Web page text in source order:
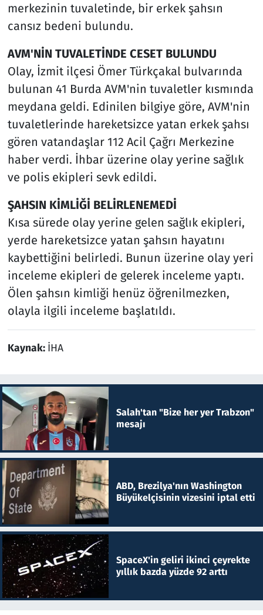
merkezinin tuvaletinde, bir erkek şahsın
cansız bedeni bulundu.
AVM'NİN TUVALETİNDE CESET BULUNDU
Olay, İzmit ilçesi Ömer Türkçakal bulvarında
bulunan 41 Burda AVM'nin tuvaletler kısmında
meydana geldi. Edinilen bilgiye göre, AVM'nin
tuvaletlerinde hareketsizce yatan erkek şahsı
gören vatandaşlar 112 Acil Çağrı Merkezine
haber verdi. İhbar üzerine olay yerine sağlık
ve polis ekipleri sevk edildi.
ŞAHSIN KİMLİĞİ BELİRLENEMEDİ
Kısa sürede olay yerine gelen sağlık ekipleri,
yerde hareketsizce yatan şahsın hayatını
kaybettiğini belirledi. Bunun üzerine olay yeri
inceleme ekipleri de gelerek inceleme yaptı.
Ölen şahsın kimliği henüz öğrenilmezken,
olayla ilgili inceleme başlatıldı.
Kaynak: İHA
Salah'tan "Bize her yer Trabzon"
mesajı
ABD, Brezilya'nın Washington
Büyükelçisinin vizesini iptal etti
SpaceX'in geliri ikinci çeyrekte
yıllık bazda yüzde 92 arttı
Seçim 2023
Teknoloji ve Bilim
Televizyon